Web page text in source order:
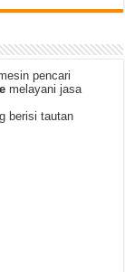
pencari
melayani jasa
berisi tautan